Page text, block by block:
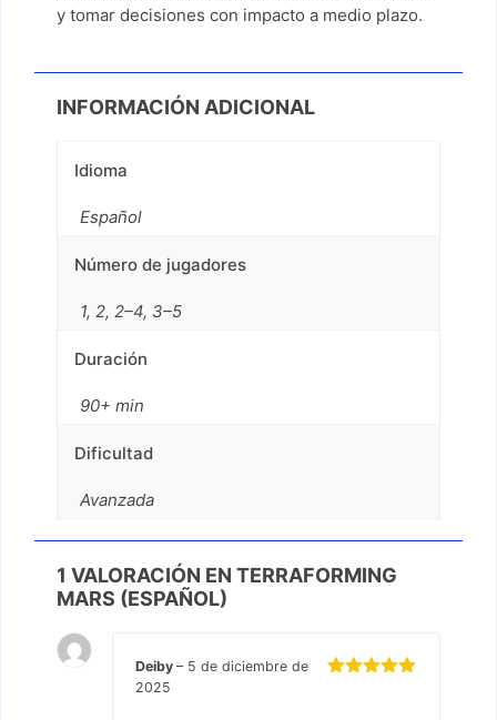
y tomar decisiones con impacto a medio plazo.
INFORMACIÓN ADICIONAL
Idioma
Español
Número de jugadores
1, 2, 2–4, 3–5
Duración
90+ min
Dificultad
Avanzada
1 VALORACIÓN EN TERRAFORMING
MARS (ESPAÑOL)
Deiby – 5 de diciembre de
2025